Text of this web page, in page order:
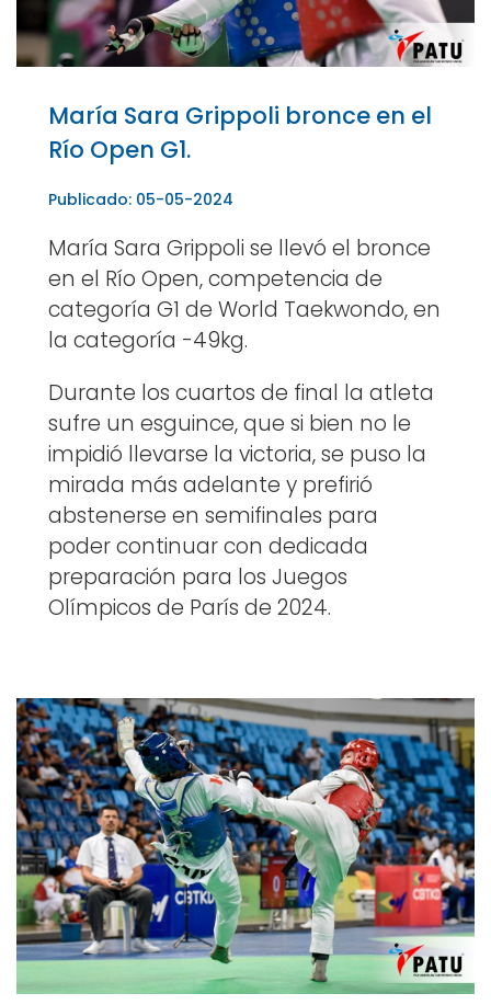
María Sara Grippoli bronce en el
Río Open G1.
Publicado: 05-05-2024
María Sara Grippoli se llevó el bronce
en el Río Open, competencia de
categoría G1 de World Taekwondo, en
la categoría -49kg.
Durante los cuartos de final la atleta
sufre un esguince, que si bien no le
impidió llevarse la victoria, se puso la
mirada más adelante y prefirió
abstenerse en semifinales para
poder continuar con dedicada
preparación para los Juegos
Olímpicos de París de 2024.